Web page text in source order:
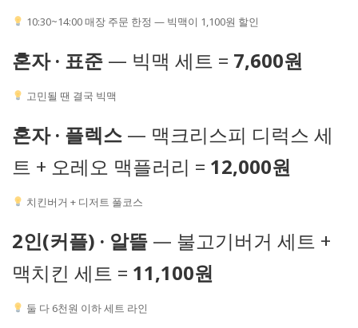
10:30~14:00 매장 주문 한정 — 빅맥이 1,100원 할인
혼자 · 표준 — 빅맥 세트 = 7,600원
고민될 땐 결국 빅맥
혼자 · 플렉스 — 맥크리스피 디럭스 세
트 + 오레오 맥플러리 = 12,000원
치킨버거 + 디저트 풀코스
2인(커플) · 알뜰 — 불고기버거 세트 +
맥치킨 세트 = 11,100원
둘 다 6천원 이하 세트 라인